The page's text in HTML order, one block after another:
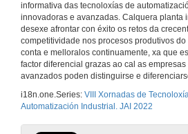
informativa das tecnoloxías de
innovadoras e avanzadas. Calquera planta
desexe afrontar con éxito os retos da
competitividade nos procesos produtivos
conta e melloralos continuamente, xa que
factor diferencial grazas ao cal as
avanzados poden distinguirse e
i18n.one.Series: VIII Xornadas de
Automatización Industrial. JAI 2022
14 de nov. de 2022
14 de nov. de 2022